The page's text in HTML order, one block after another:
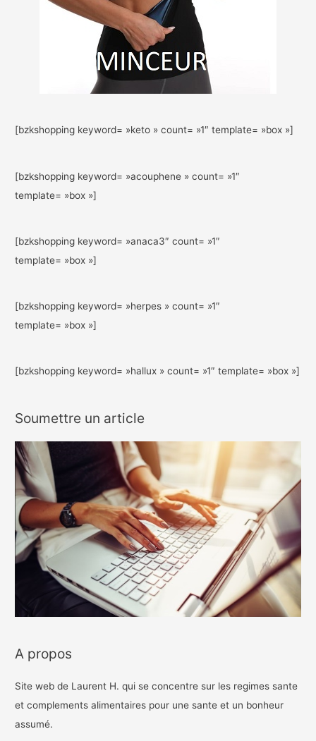
[bzkshopping keyword= »keto » count= »1″ template= »box »]
[bzkshopping keyword= »acouphene » count= »1″
template= »box »]
[bzkshopping keyword= »anaca3″ count= »1″
template= »box »]
[bzkshopping keyword= »herpes » count= »1″
template= »box »]
[bzkshopping keyword= »hallux » count= »1″ template= »box »]
Soumettre un article
A propos
Site web de Laurent H. qui se concentre sur les regimes sante
et complements alimentaires pour une sante et un bonheur
assumé.